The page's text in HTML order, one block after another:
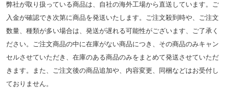
弊社が取り扱っている商品は、自社の海外工場から直送しています。ご
入金が確認でき次第に商品を発送いたします。ご注文殺到時や、ご注文
数量、種類が多い場合は、発送が遅れる可能性がございます、ご了承く
ださい。ご注文商品の中に在庫がない商品につき、その商品のみキャン
セルさせていただき、在庫のある商品のみをまとめて発送させていただ
きます。また、ご注文後の商品追加や、内容変更、同梱などはお受付し
ておりません。